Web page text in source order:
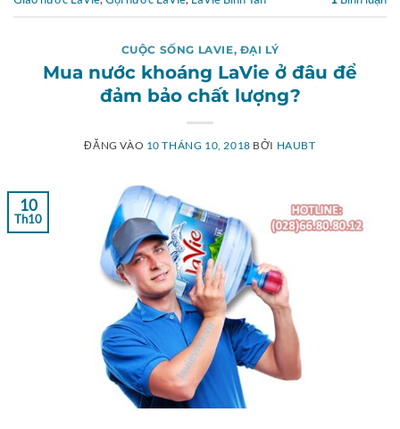
CUỘC SỐNG LAVIE, ĐẠI LÝ
Mua nước khoáng LaVie ở đâu để
đảm bảo chất lượng?
ĐĂNG VÀO 10 THÁNG 10, 2018 BỞI HAUBT
10
Th10